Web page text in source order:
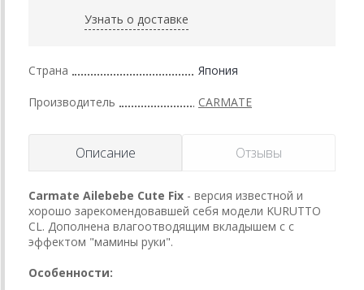
Узнать о доставке
Страна Япония
Производитель CARMATE
Описание Отзывы
Carmate Ailebebe Cute Fix - версия известной и
хорошо зарекомендовавшей себя модели KURUTTO
CL. Дополнена влагоотводящим вкладышем с с
эффектом "мамины руки".
Особенности: